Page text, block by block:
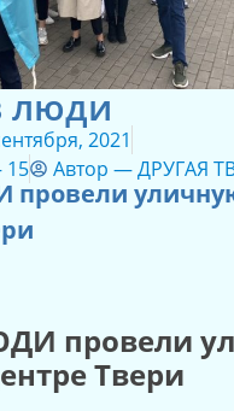
люди
2021
15 Автор —ДРУГАЯ
провели
Твери